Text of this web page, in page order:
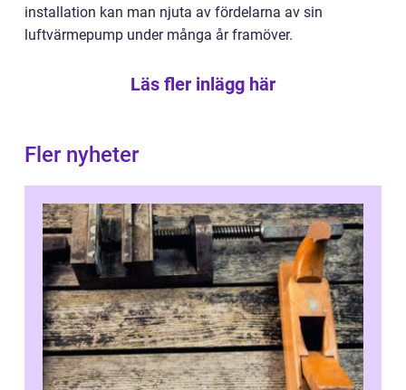
installation kan man njuta av fördelarna av sin
luftvärmepump under många år framöver.
Läs fler inlägg här
Fler nyheter